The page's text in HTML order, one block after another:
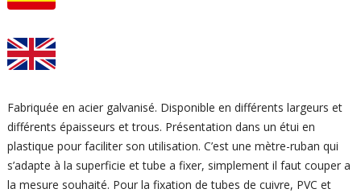
Fabriquée en acier galvanisé. Disponible en différents largeurs et
différents épaisseurs et trous. Présentation dans un étui en
plastique pour faciliter son utilisation. C’est une mètre-ruban qui
s’adapte à la superficie et tube a fixer, simplement il faut couper a
la mesure souhaité. Pour la fixation de tubes de cuivre, PVC et